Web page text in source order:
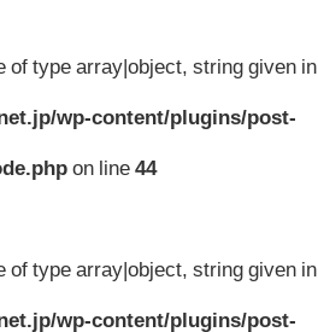
of type array|object, string given in
wp-content/plugins/post-
on line44
of type array|object, string given in
wp-content/plugins/post-